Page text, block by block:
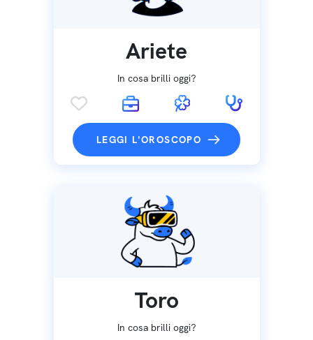
Ariete
In cosa brilli oggi?
LEGGI L'OROSCOPO
Toro
In cosa brilli oggi?